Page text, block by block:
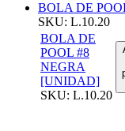
BOLA DE
SKU: L.10.20
BOLA DE
POOL #8
NEGRA
[UNIDAD]
SKU: L.10.20